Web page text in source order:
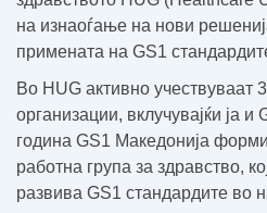
на изнаоѓање на нови
примената на GS1
Во HUG активно учествуваат
организации, вклучувајќи ја
година GS1 Македонија
работна група за здравство,
развива GS1 стандардите во